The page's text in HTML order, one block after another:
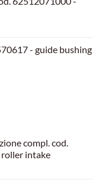
- guide bushing
compl. cod.
intake